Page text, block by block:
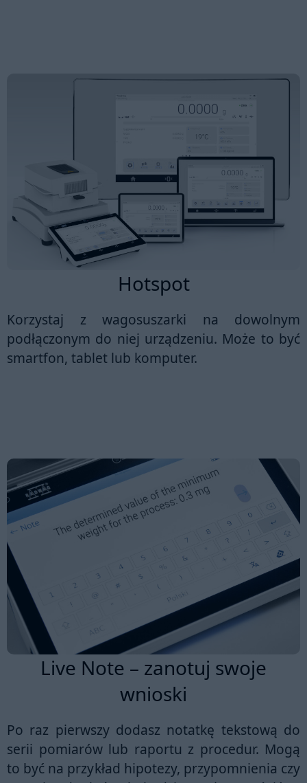
Hotspot
Korzystaj z wagosuszarki na dowolnym
podłączonym do niej urządzeniu. Może to być
smartfon, tablet lub komputer.
Live Note – zanotuj swoje
wnioski
Po raz pierwszy dodasz notatkę tekstową do
serii pomiarów lub raportu z procedur. Mogą
to być na przykład hipotezy, przypomnienia czy